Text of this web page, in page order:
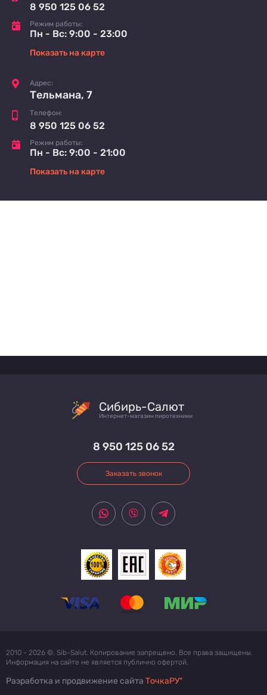
8 950 125 06 52
Режим работы:
Пн - Вс: 9:00 - 23:00
Показать на карте
Адрес:
Тельмана, 7
Телефон:
8 950 125 06 52
Режим работы:
Пн - Вс: 9:00 - 21:00
Показать на карте
Сибирь-Салют
Интернет-магазин пиротехники
8 950 125 06 52
Заказать звонок
2010 - 2026 ©. Sib-Salut. Копирование запрещено. Все права защищены.
Информация на сайте не является публично офертой.
Разработка и продвижение сайта ТочкаРУ"